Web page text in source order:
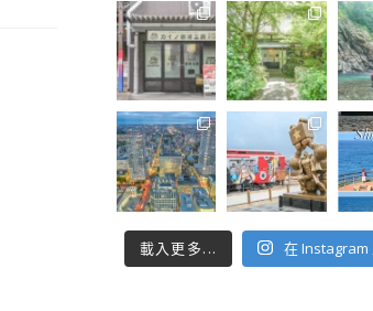
載入更多... 在 Instagram